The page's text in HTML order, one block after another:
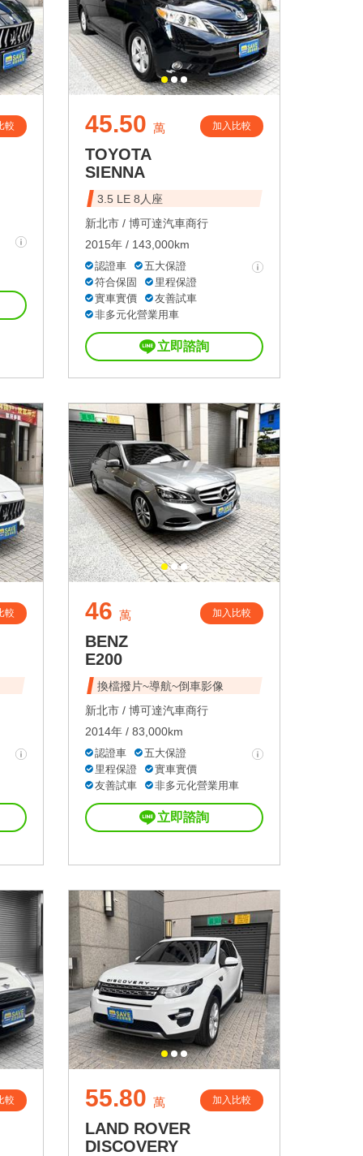
較 45.50 萬 加入比較
TOYOTA
SIENNA
3.5 LE 8人座
新北市 / 博可達汽車商行
2015年 / 143,000km
認證車
五大保證
符合保固
里程保證
實車實價
友善試車
非多元化營業用車
立即諮詢
較 46 萬 加入比較
BENZ
E200
換檔撥片~導航~倒車影像
新北市 / 博可達汽車商行
2014年 / 83,000km
認證車
五大保證
里程保證
實車實價
友善試車
非多元化營業用車
立即諮詢
較 55.80 萬 加入比較
LAND ROVER
DISCOVERY